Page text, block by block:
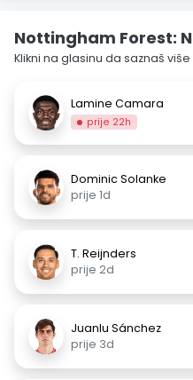
Nottingham Forest:
Klikni na glasinu da saznaš
Lamine Camara
prije 22h
Dominic Solanke
prije 1d
T. Reijnders
prije 2d
Juanlu Sánchez
prije 3d